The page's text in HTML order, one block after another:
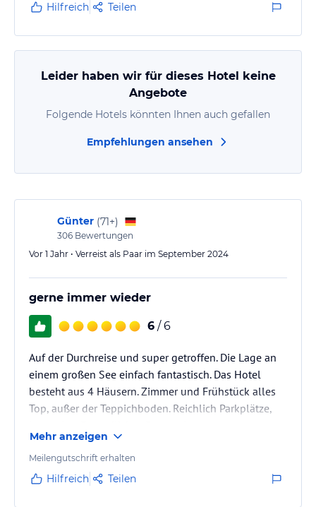
Hilfreich Teilen
Leider haben wir für dieses Hotel keine
Angebote
Folgende Hotels könnten Ihnen auch gefallen
Empfehlungen ansehen
Günter (71+)
306 Bewertungen
Vor 1 Jahr • Verreist als Paar im September 2024
gerne immer wieder
6 / 6
Auf der Durchreise und super getroffen. Die Lage an
einem großen See einfach fantastisch. Das Hotel
besteht aus 4 Häusern. Zimmer und Frühstück alles
Top, außer der Teppichboden. Reichlich Parkplätze,
Mehr anzeigen
Meilengutschrift erhalten
Hilfreich Teilen